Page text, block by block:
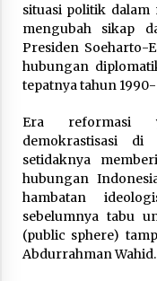
situasi politik
mengubah sikap
Presiden Soeharto-
hubungan
tepatnya tahun 1990-
Era reformasi
demokrastisasi
setidaknya
hubungan
hambatan
sebelumnya tabu
(public sphere)
Abdurrahman Wahid.